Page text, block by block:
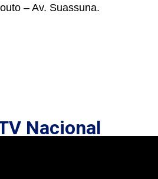
– Av. Suassuna.
Nacional